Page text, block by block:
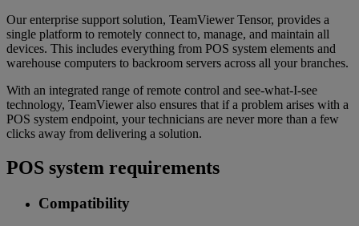
Our enterprise support solution, TeamViewer Tensor, provides a
single platform to remotely connect to, manage, and maintain all
devices. This includes everything from POS system elements and
warehouse computers to backroom servers across all your branches.
With an integrated range of remote control and see-what-I-see
technology, TeamViewer also ensures that if a problem arises with a
POS system endpoint, your technicians are never more than a few
clicks away from delivering a solution.
POS system requirements
Compatibility